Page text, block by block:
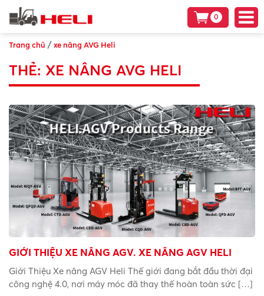
0
Trang chủ /xe nâng AVG Heli
THẺ: XE NÂNG AVG HELI
GIỚI THIỆU XE NÂNG AGV. XE NÂNG AGV HELI
Giới Thiệu Xe nâng AGV Heli Thế giới đang bắt đầu thời đại
công nghệ 4.0, nơi máy móc đã thay thế hoàn toàn sức […]